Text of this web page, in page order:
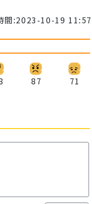
間:2023-10-19 11:57
87 71